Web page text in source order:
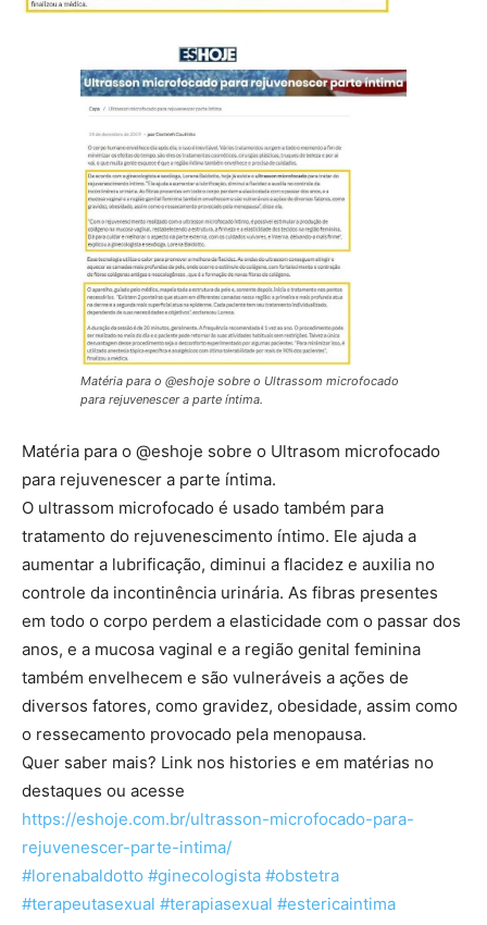
Matéria para o @eshoje sobre o Ultrassom microfocado
para rejuvenescer a parte íntima.
Matéria para o @eshoje sobre o Ultrasom microfocado
para rejuvenescer a parte íntima.
O ultrassom microfocado é usado também para
tratamento do rejuvenescimento íntimo. Ele ajuda a
aumentar a lubrificação, diminui a flacidez e auxilia no
controle da incontinência urinária. As fibras presentes
em todo o corpo perdem a elasticidade com o passar dos
anos, e a mucosa vaginal e a região genital feminina
também envelhecem e são vulneráveis a ações de
diversos fatores, como gravidez, obesidade, assim como
o ressecamento provocado pela menopausa.
Quer saber mais? Link nos histories e em matérias no
destaques ou acesse
https://eshoje.com.br/ultrasson-microfocado-para-
rejuvenescer-parte-intima/
#lorenabaldotto #ginecologista #obstetra
#terapeutasexual #terapiasexual #estericaintima